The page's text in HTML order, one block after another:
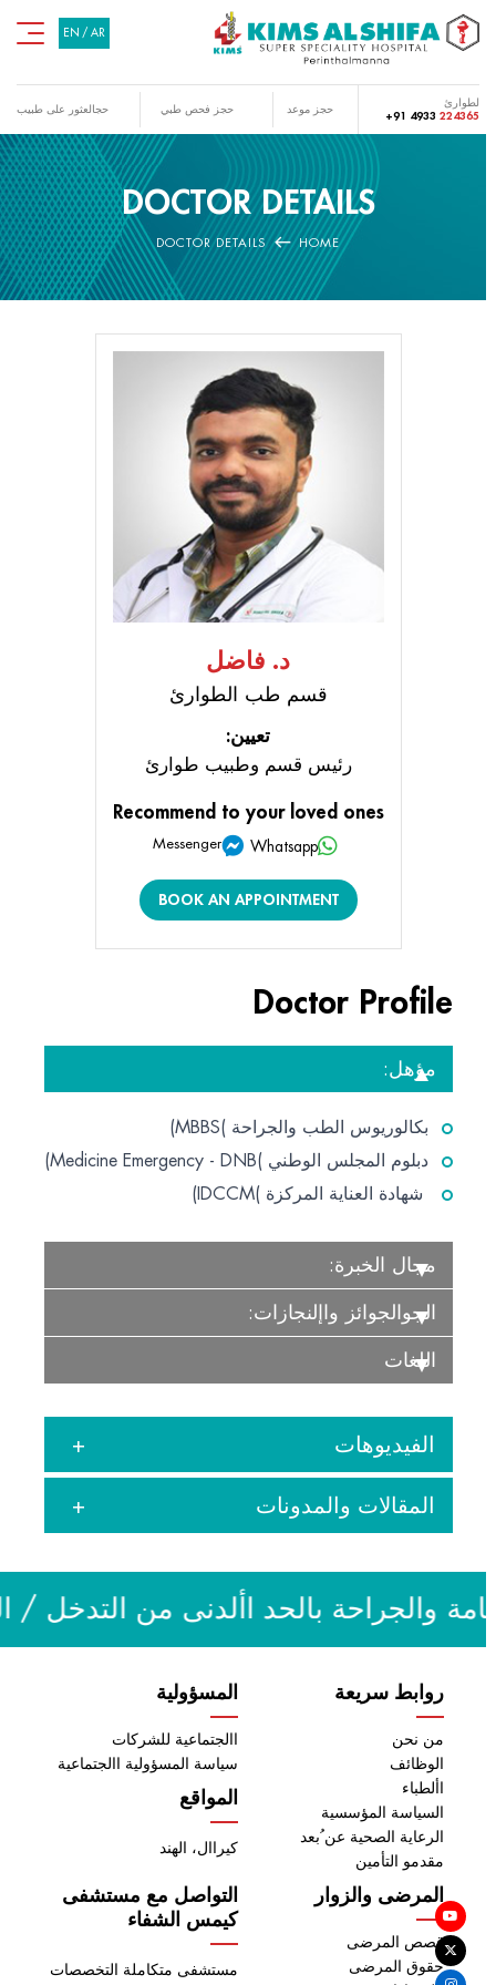
لطوارئ
+91 4933224365
حجز موعد حجز فحص طبي حجالعثور على طبيب
EN / AR
DOCTOR DETAILS
HOME
DOCTOR DETAILS
د. فاضل
قسم طب الطوارئ
تعيين:
رئيس قسم وطبيب طوارئ
Recommend to your loved ones
Whatsapp
Messenger
BOOK AN APPOINTMENT
Doctor Profile
مؤهل:
بكالوريوس الطب والجراحة )MBBS)
دبلوم المجلس الوطني )Medicine Emergency - DNB)
شهادة العناية المركزة )IDCCM)
مجال الخبرة:
الجوالجوائز واإلنجازات:
اللغات
الفيديوهات
مشاهدة جميع الفيديوهات
المقالات والمدونات
Articles & Blogs
View all
والجراحة بالحد األدنى من التدخل /
روابط سريعة
من نحن
الوظائف
األطباء
السياسة المؤسسية
الرعاية الصحية عن ُبعد
مقدمو التأمين
المسؤولية
االجتماعية للشركات
سياسة المسؤولية االجتماعية
المواقع
كيراال، الهند
المرضى والزوار
قصص المرضى
حقوق المرضى
التواصل مع مستشفى
كيمس الشفاء
مستشفى متكاملة التخصصات